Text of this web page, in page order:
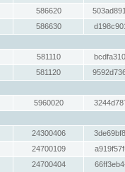
586620
586630
581110
581120
5960020
24300406
24700109
24700404